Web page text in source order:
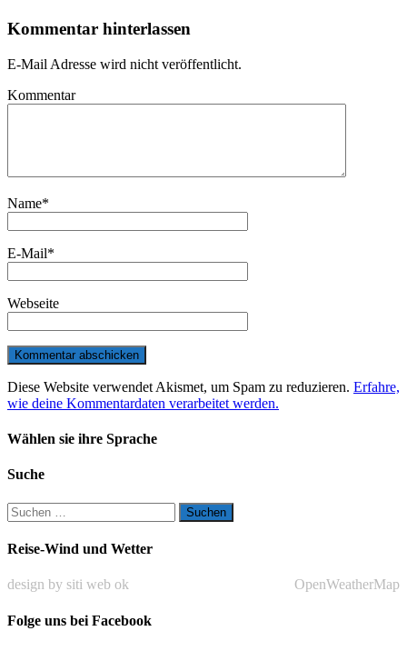
Kommentar hinterlassen
E-Mail Adresse wird nicht veröffentlicht.
Kommentar
Name*
E-Mail*
Webseite
Diese Website verwendet Akismet, um Spam zu reduzieren. Erfahre,
wie deine Kommentardaten verarbeitet werden.
Wählen sie ihre Sprache
Suche
Suchen
nach:
Reise-Wind und Wetter
design by siti web ok OpenWeatherMap
Folge uns bei Facebook